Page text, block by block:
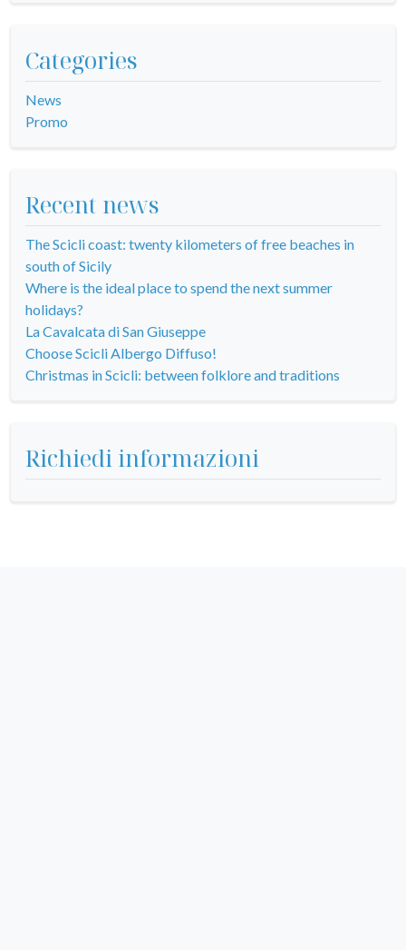
Categories
News
Promo
Recent news
The Scicli coast: twenty kilometers of free beaches in
south of Sicily
Where is the ideal place to spend the next summer
holidays?
La Cavalcata di San Giuseppe
Choose Scicli Albergo Diffuso!
Christmas in Scicli: between folklore and traditions
Richiedi informazioni